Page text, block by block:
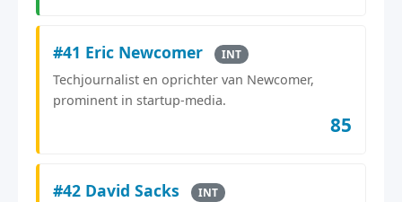
#41 Eric Newcomer INT
Techjournalist en oprichter van Newcomer,
prominent in startup-media.
85
#42 David Sacks INT